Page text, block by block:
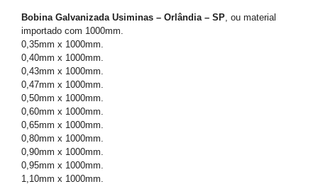
Bobina Galvanizada Usiminas – Orlândia – SP , ou material
importado com 1000mm.
0,35mm x 1000mm.
0,40mm x 1000mm.
0,43mm x 1000mm.
0,47mm x 1000mm.
0,50mm x 1000mm.
0,60mm x 1000mm.
0,65mm x 1000mm.
0,80mm x 1000mm.
0,90mm x 1000mm.
0,95mm x 1000mm.
1,10mm x 1000mm.